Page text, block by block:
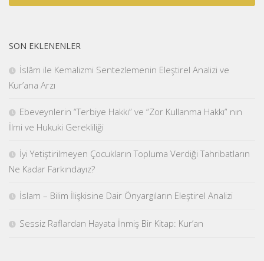
SON EKLENENLER
İslâm ile Kemalizmi Sentezlemenin Eleştirel Analizi ve
Kur’ana Arzı
Ebeveynlerin “Terbiye Hakkı” ve “Zor Kullanma Hakkı” nın
İlmi ve Hukuki Gerekliliği
İyi Yetiştirilmeyen Çocukların Topluma Verdiği Tahribatların
Ne Kadar Farkındayız?
İslam – Bilim İlişkisine Dair Önyargıların Eleştirel Analizi
Sessiz Raflardan Hayata İnmiş Bir Kitap: Kur’an